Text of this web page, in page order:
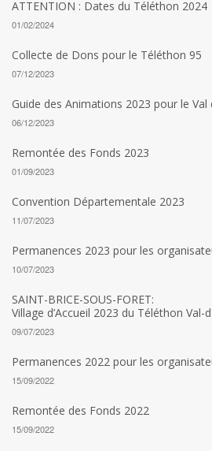
ATTENTION : Dates du Téléthon 2024
01/02/2024
Collecte de Dons pour le Téléthon 95
07/12/2023
Guide des Animations 2023 pour le Val
06/12/2023
Remontée des Fonds 2023
01/09/2023
Convention Départementale 2023
11/07/2023
Permanences 2023 pour les
10/07/2023
SAINT-BRICE-SOUS-FORET:
Village d’Accueil 2023 du Téléthon Val-
09/07/2023
Permanences 2022 pour les
15/09/2022
Remontée des Fonds 2022
15/09/2022